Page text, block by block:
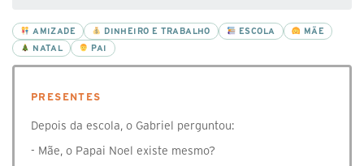
AMIZADE DINHEIRO E TRABALHO ESCOLA
MÃE
NATAL
PAI
PRESENTES
Depois da escola, o Gabriel perguntou:
- Mãe, o Papai Noel existe mesmo?